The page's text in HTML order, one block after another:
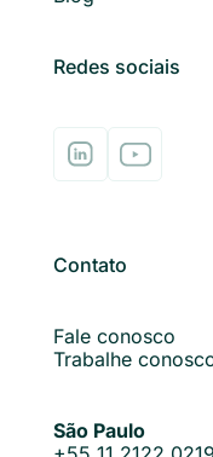
Redes sociais
Contato
Fale conosco
Trabalhe
São Paulo